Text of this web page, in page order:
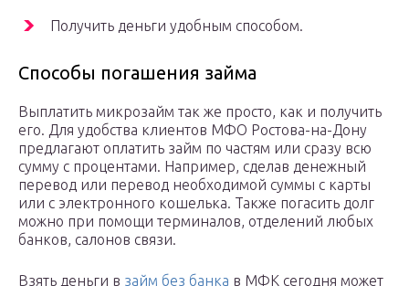
Получить деньги удобным способом.
Способы погашения займа
Выплатить микрозайм так же просто, как и получить
его. Для удобства клиентов МФО Ростова-на-Дону
предлагают оплатить займ по частям или сразу всю
сумму с процентами. Например, сделав денежный
перевод или перевод необходимой суммы с карты
или с электронного кошелька. Также погасить долг
можно при помощи терминалов, отделений любых
банков, салонов связи.
Взять деньги в займ без банка в МФК сегодня может